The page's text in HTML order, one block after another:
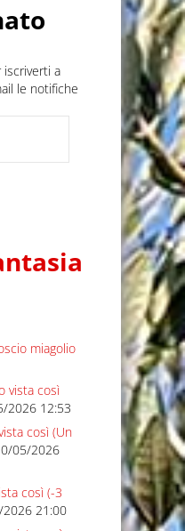
iscriverti a
le notifiche
miagolio
vista così
2026 12:53
così (Un
05/2026
così (-3
21:00